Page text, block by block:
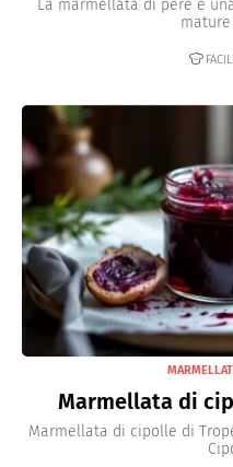
La marmellata di pere è
Marmellata di
Marmellata di cipolle di